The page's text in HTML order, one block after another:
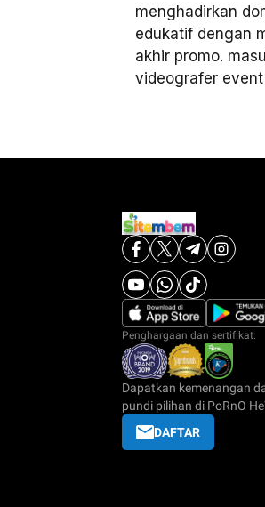
menghadirkan
edukatif dengan
akhir promo.
videografer
Penghargaan dan sertifikat:
Dapatkan kemenangan
pundi pilihan di PoRnO
DAFTAR